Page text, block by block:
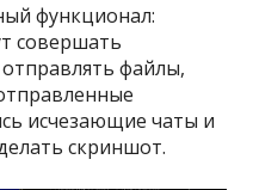
функционал:
совершать
файлы,
исчезающие чаты и
скриншот.